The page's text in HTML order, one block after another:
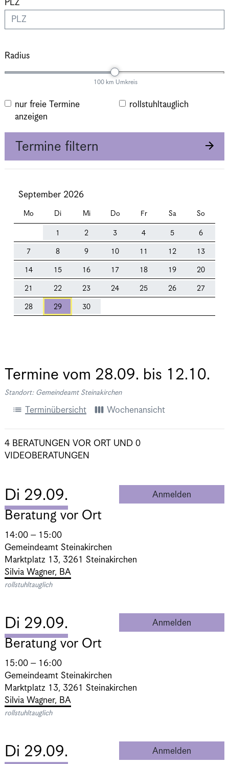
PLZ
Radius
100 km Umkreis
nur freie Termine
anzeigen
rollstuhltauglich
Termine filtern
September 2026
Mo Di Mi Do Fr Sa So
1 2 3 4 5 6
7 8 9 10 11 12 13
14 15 16 17 18 19 20
21 22 23 24 25 26 27
28 29 30
Termine vom 28.09. bis 12.10.
Standort: Gemeindeamt Steinakirchen
list Terminübersicht view_week Wochenansicht
4 BERATUNGEN VOR ORT UND 0
VIDEOBERATUNGEN
Di 29.09. Anmelden
Beratung vor Ort
14:00 – 15:00
Gemeindeamt Steinakirchen
Marktplatz 13, 3261 Steinakirchen
Silvia Wagner, BA
rollstuhltauglich
Di 29.09. Anmelden
Beratung vor Ort
15:00 – 16:00
Gemeindeamt Steinakirchen
Marktplatz 13, 3261 Steinakirchen
Silvia Wagner, BA
rollstuhltauglich
Di 29.09. Anmelden